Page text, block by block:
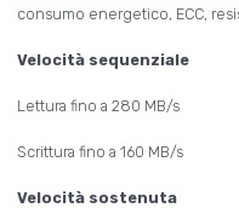
consumo energetico, ECC,
Velocità sequenziale
Lettura fino a 280 MB/s
Scrittura fino a 160 MB/s
Velocità sostenuta